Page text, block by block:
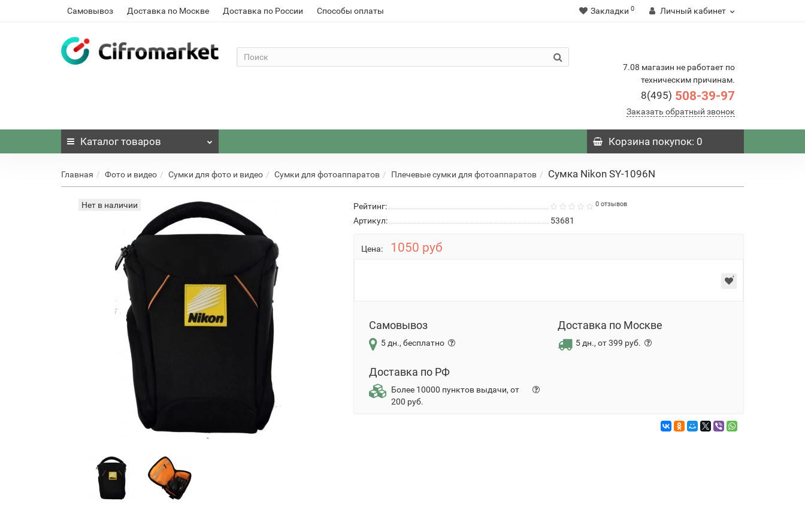
Самовывоз Доставка по Москве Доставка по России Способы оплаты Закладки 0 Личный кабинет
7.08 магазин не работает по
техническим причинам.
8(495) 508-39-97
Заказать обратный звонок
Каталог товаров Корзинапокупок: 0
Главная Фото и видео Сумки для фото и видео Сумки для фотоаппаратов Плечевые сумки для фотоаппаратов Сумка Nikon SY-1096N
Нет в наличии Рейтинг: 0 отзывов
Артикул: 53681
Цена: 1050 руб
Самовывоз
5 дн., бесплатно
Доставка по Москве
5 дн., от 399 руб.
Доставка по РФ
Более 10000 пунктов выдачи, от
200 руб.